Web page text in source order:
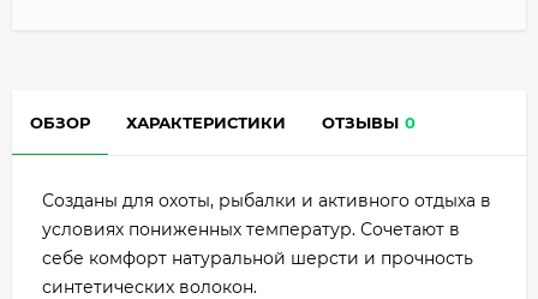
ОБЗОР ХАРАКТЕРИСТИКИ ОТЗЫВЫ 0
Созданы для охоты, рыбалки и активного отдыха в
условиях пониженных температур. Сочетают в
себе комфорт натуральной шерсти и прочность
синтетических волокон.